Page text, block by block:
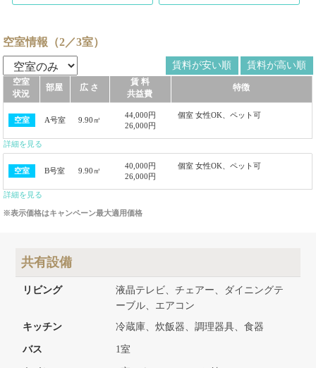
空室情報（2／3室）
賃料が安い順 賃料が高い順
空室
状況
部屋 広 さ
賃 料
共益費
特徴
空室 A号室 9.90㎡
44,000円
26,000円
個室 女性OK、ペット可
詳細を見る
空室 B号室 9.90㎡
40,000円
26,000円
個室 女性OK、ペット可
詳細を見る
※表示価格はキャンペーン最大適用価格
共有設備
リビング
液晶テレビ、チェアー、ダイニングテ
ーブル、エアコン
キッチン
冷蔵庫、炊飯器、調理器具、食器
バス 1室